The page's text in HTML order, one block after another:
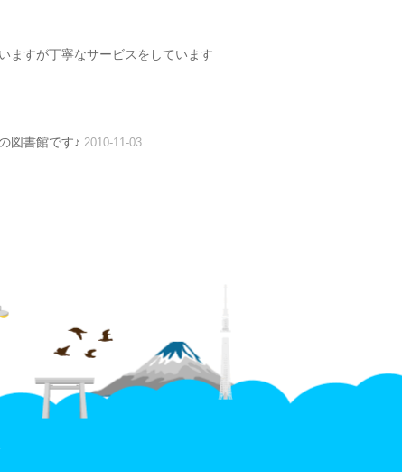
ますが丁寧なサービスをしています
図書館です♪ 2010-11-03